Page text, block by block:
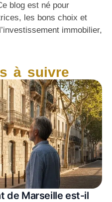
blog est né pour
les bons choix et
immobilier,
à suivre
de Marseille est-il